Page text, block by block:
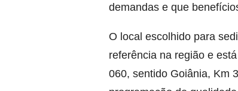
demandas e que
O local escolhido para
referência na região e
060, sentido Goiânia, Km